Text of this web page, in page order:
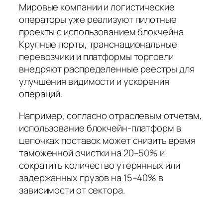
Мировые компании и логистические
операторы уже реализуют пилотные
проекты с использованием блокчейна.
Крупные порты, транснациональные
перевозчики и платформы торговли
внедряют распределенные реестры для
улучшения видимости и ускорения
операций.
Например, согласно отраслевым отчетам,
использование блокчейн-платформ в
цепочках поставок может снизить время
таможенной очистки на 20–50% и
сократить количество утерянных или
задержанных грузов на 15–40% в
зависимости от сектора.